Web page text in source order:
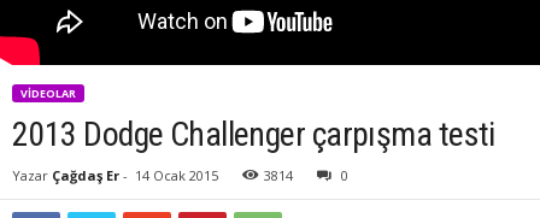
VIDEOLAR
2013 Dodge Challenger çarpışma testi
Yazar Çağdaş Er - 14 Ocak 2015 3814 0